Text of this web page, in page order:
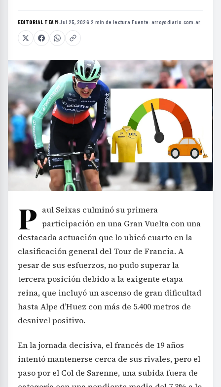
EDITORIAL TEAM·Jul 25, 2026·2 min de lectura·Fuente: arroyodiario.com.ar
P aul Seixas culminó su primera
participación en una Gran Vuelta con una
destacada actuación que lo ubicó cuarto en la
clasificación general del Tour de Francia. A
pesar de sus esfuerzos, no pudo superar la
tercera posición debido a la exigente etapa
reina, que incluyó un ascenso de gran dificultad
hasta Alpe d’Huez con más de 5.400 metros de
desnivel positivo.
En la jornada decisiva, el francés de 19 años
intentó mantenerse cerca de sus rivales, pero el
paso por el Col de Sarenne, una subida fuera de